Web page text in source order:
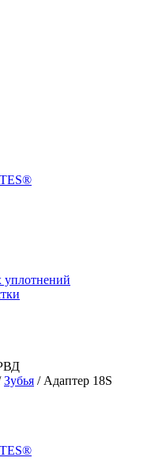
уплотнений
Зубья / Адаптер 18S